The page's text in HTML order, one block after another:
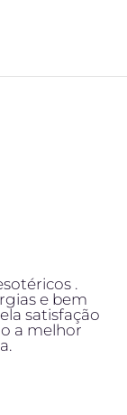
.
e bem
satisfação
a melhor